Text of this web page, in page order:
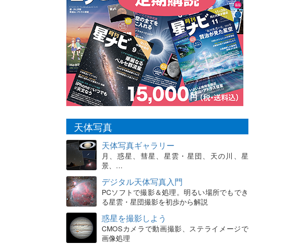
天体写真
天体写真ギャラリー
月、惑星、彗星、星雲・星団、天の川、星
景、…
デジタル天体写真入門
PCソフトで撮影＆処理。明るい場所でもでき
る星雲・星団撮影を初歩から解説
惑星を撮影しよう
CMOSカメラで動画撮影、ステライメージで
画像処理